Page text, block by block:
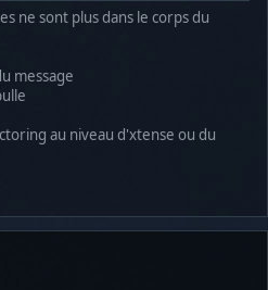
ne sont plus dans le corps du
message
au niveau d'xtense ou du